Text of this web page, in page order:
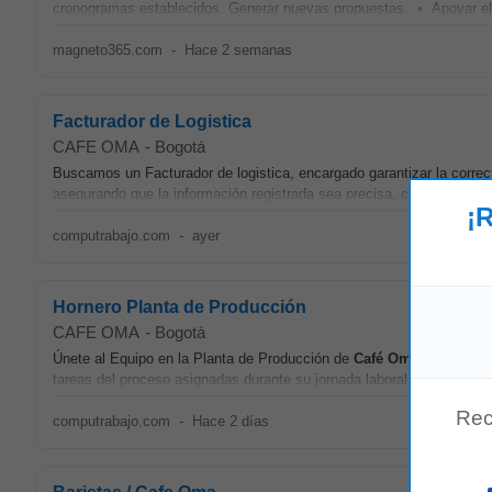
cronogramas establecidos. Generar nuevas propuestas. • Apoyar
magneto365.com - Hace 2 semanas
Facturador de Logistica
CAFE OMA - Bogotá
Buscamos un Facturador de logistica, encargado garantizar la
asegurando que la información registrada sea precisa, completa y
computrabajo.com - ayer
Hornero Planta de Producción
CAFE OMA - Bogotá
Únete al Equipo en la Planta de Producción de Café Oma
tareas del proceso asignadas durante su jornada laboral. Tu rol será
computrabajo.com - Hace 2 días